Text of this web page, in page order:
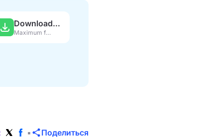
Download APK
Maximum features
Поделиться